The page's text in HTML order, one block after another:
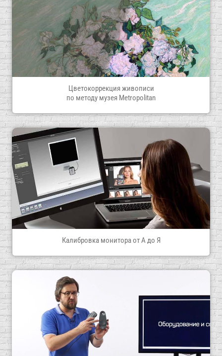
Цветокоррекция живописи
по методу музея Metropolitan
Калибровка монитора от А до Я